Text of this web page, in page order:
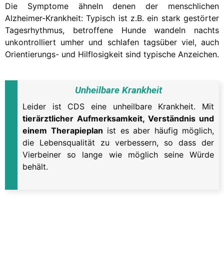
Die Symptome ähneln denen der menschlichen
Alzheimer-Krankheit: Typisch ist z.B. ein stark gestörter
Tagesrhythmus, betroffene Hunde wandeln nachts
unkontrolliert umher und schlafen tagsüber viel, auch
Orientierungs- und Hilflosigkeit sind typische Anzeichen.
Unheilbare Krankheit
Leider ist CDS eine unheilbare Krankheit. Mit
tierärztlicher Aufmerksamkeit, Verständnis und
einem Therapieplan ist es aber häufig möglich,
die Lebensqualität zu verbessern, so dass der
Vierbeiner so lange wie möglich seine Würde
behält.